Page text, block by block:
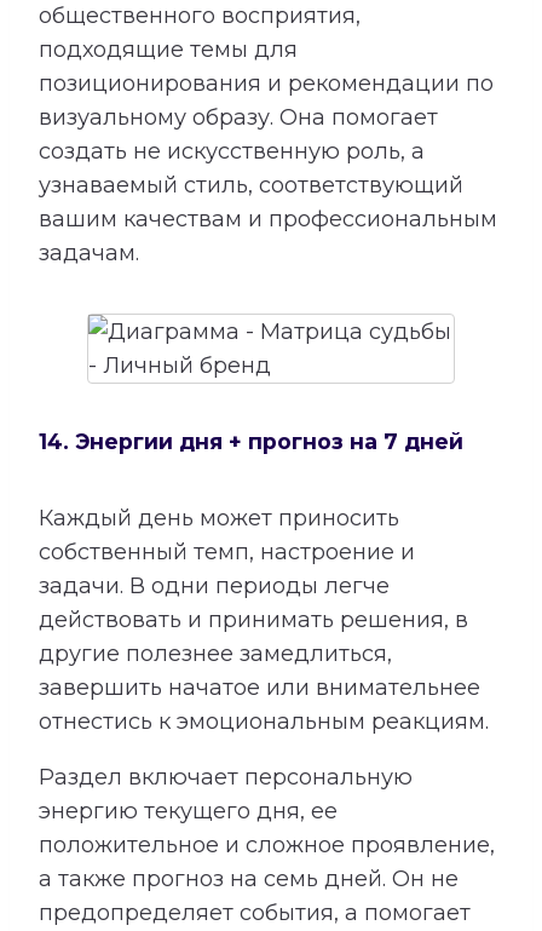
общественного восприятия,
подходящие темы для
позиционирования и рекомендации по
визуальному образу. Она помогает
создать не искусственную роль, а
узнаваемый стиль, соответствующий
вашим качествам и профессиональным
задачам.
14. Энергии дня + прогноз на 7 дней
Каждый день может приносить
собственный темп, настроение и
задачи. В одни периоды легче
действовать и принимать решения, в
другие полезнее замедлиться,
завершить начатое или внимательнее
отнестись к эмоциональным реакциям.
Раздел включает персональную
энергию текущего дня, ее
положительное и сложное проявление,
а также прогноз на семь дней. Он не
предопределяет события, а помогает